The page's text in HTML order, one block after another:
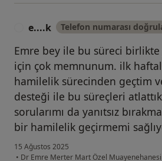
e....k Telefon numarası
Emre bey ile bu süreci
için çok memnunum. ilk
hamilelik sürecinden geçtim
desteği ile bu süreçleri
sorularımı da yanıtsız
bir hamilelik geçirmemi
15 Ağustos 2025
• Dr Emre Merter Mart Özel Muayenehanesi